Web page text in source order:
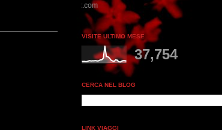
VISITE ULTIMO MESE
37,754
CERCA NEL BLOG
LINK VIAGGI